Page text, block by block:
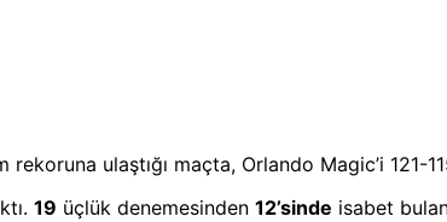
ulaştığı maçta, Orlando Magic’i 121-
19 üçlük denemesinden 12’sinde isabet